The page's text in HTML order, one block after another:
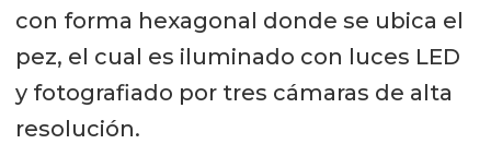
con forma hexagonal donde se ubica el
pez, el cual es iluminado con luces LED
y fotografiado por tres cámaras de alta
resolución.